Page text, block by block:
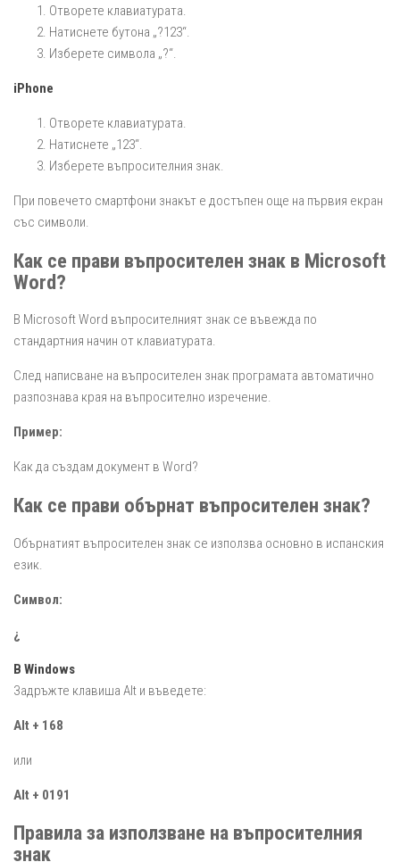
Отворете клавиатурата.
Натиснете бутона „?123“.
Изберете символа „?“.
iPhone
Отворете клавиатурата.
Натиснете „123“.
Изберете въпросителния знак.
При повечето смартфони знакът е достъпен още на първия екран
със символи.
Как се прави въпросителен знак в Microsoft
Word?
В Microsoft Word въпросителният знак се въвежда по
стандартния начин от клавиатурата.
След написване на въпросителен знак програмата автоматично
разпознава края на въпросително изречение.
Пример:
Как да създам документ в Word?
Как се прави обърнат въпросителен знак?
Обърнатият въпросителен знак се използва основно в испанския
език.
Символ:
¿
В Windows
Задръжте клавиша Alt и въведете:
Alt + 168
или
Alt + 0191
Правила за използване на въпросителния
знак